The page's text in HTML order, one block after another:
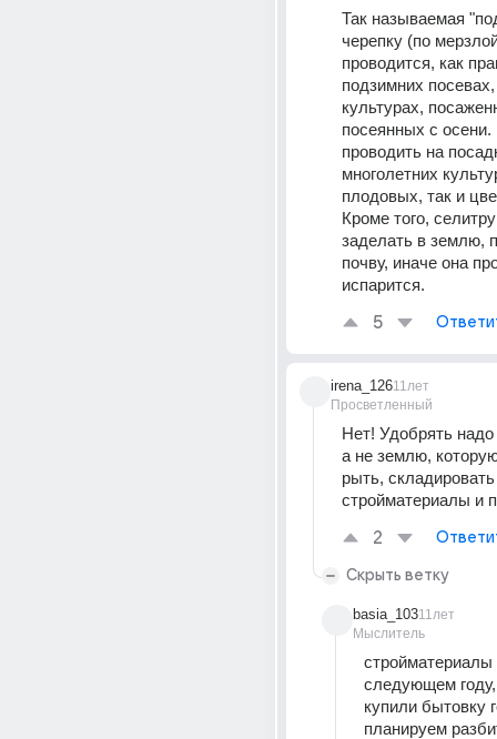
Так называемая
черепку (по
проводится, как
подзимних посевах,
культурах,
посеянных с
проводить на
многолетних
плодовых, так и
Кроме того,
заделать в землю,
почву, иначе она
испарится.
5
irena_126
Просветленный
11лет
Нет! Удобрять надо
а не землю,
рыть,
стройматериалы и
2
Скрыть ветку
basia_103
Мыслитель
11лет
стройматериалы
следующем
купили бытовку
планируем